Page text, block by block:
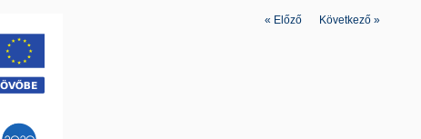
« Előző Következő »